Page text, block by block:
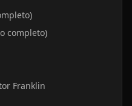
completo)
Franklin